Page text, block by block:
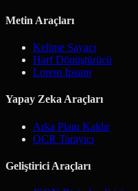
Metin Araçları
Kelime Sayacı
Harf Dönüştürücü
Lorem Ipsum
Yapay Zeka Araçları
Arka Planı Kaldır
OCR Tarayıcı
Geliştirici Araçları